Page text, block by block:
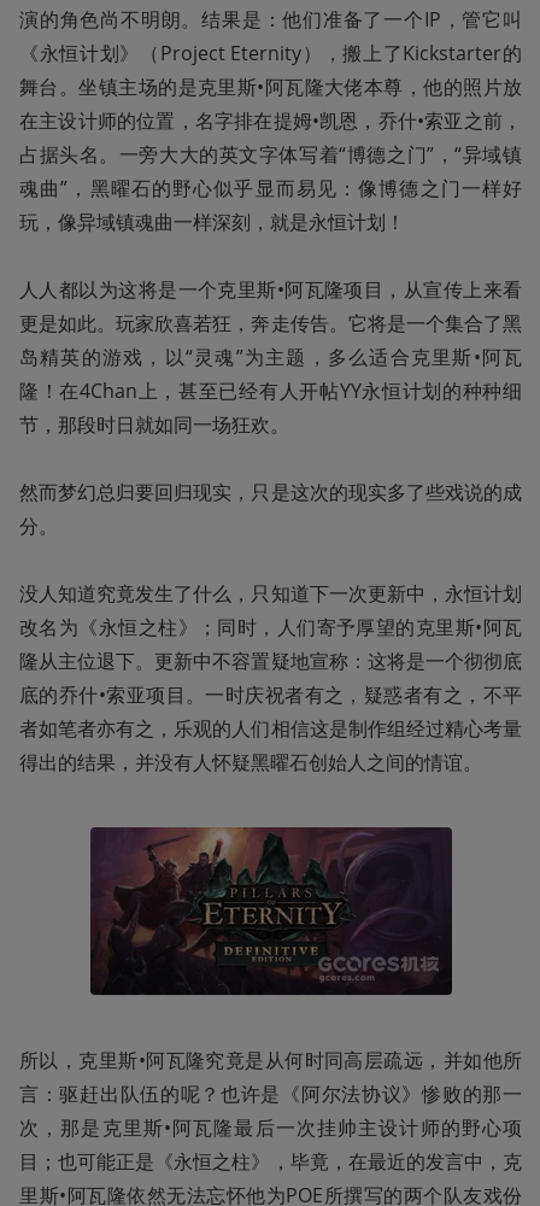
演的角色尚不明朗。结果是：他们准备了一个IP，管它叫
《永恒计划》（Project Eternity），搬上了Kickstarter的
舞台。坐镇主场的是克里斯•阿瓦隆大佬本尊，他的照片放
在主设计师的位置，名字排在提姆•凯恩，乔什•索亚之前，
占据头名。一旁大大的英文字体写着“博德之门”，“异域镇
魂曲”，黑曜石的野心似乎显而易见：像博德之门一样好
玩，像异域镇魂曲一样深刻，就是永恒计划！
人人都以为这将是一个克里斯•阿瓦隆项目，从宣传上来看
更是如此。玩家欣喜若狂，奔走传告。它将是一个集合了黑
岛精英的游戏，以“灵魂”为主题，多么适合克里斯•阿瓦
隆！在4Chan上，甚至已经有人开帖YY永恒计划的种种细
节，那段时日就如同一场狂欢。
然而梦幻总归要回归现实，只是这次的现实多了些戏说的成
分。
没人知道究竟发生了什么，只知道下一次更新中，永恒计划
改名为《永恒之柱》；同时，人们寄予厚望的克里斯•阿瓦
隆从主位退下。更新中不容置疑地宣称：这将是一个彻彻底
底的乔什•索亚项目。一时庆祝者有之，疑惑者有之，不平
者如笔者亦有之，乐观的人们相信这是制作组经过精心考量
得出的结果，并没有人怀疑黑曜石创始人之间的情谊。
所以，克里斯•阿瓦隆究竟是从何时同高层疏远，并如他所
言：驱赶出队伍的呢？也许是《阿尔法协议》惨败的那一
次，那是克里斯•阿瓦隆最后一次挂帅主设计师的野心项
目；也可能正是《永恒之柱》，毕竟，在最近的发言中，克
里斯•阿瓦隆依然无法忘怀他为POE所撰写的两个队友戏份